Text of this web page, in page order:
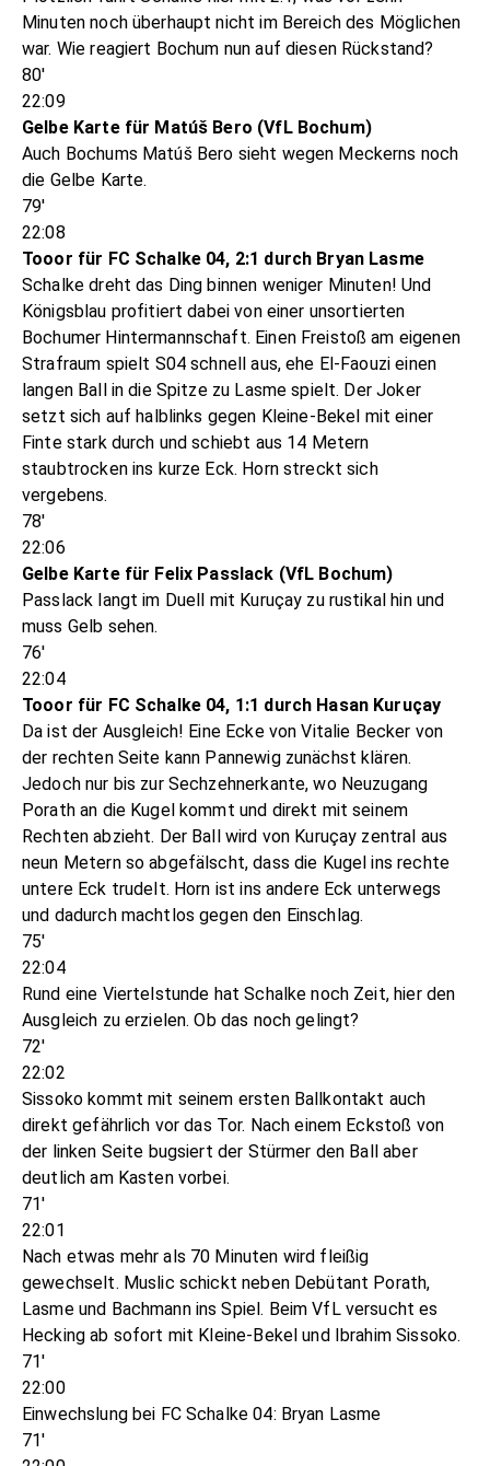
Minuten noch überhaupt nicht im Bereich des Möglichen
war. Wie reagiert Bochum nun auf diesen Rückstand?
80'
22:09
Gelbe Karte für Matúš Bero (VfL Bochum)
Auch Bochums Matúš Bero sieht wegen Meckerns noch
die Gelbe Karte.
79'
22:08
Tooor für FC Schalke 04, 2:1 durch Bryan Lasme
Schalke dreht das Ding binnen weniger Minuten! Und
Königsblau profitiert dabei von einer unsortierten
Bochumer Hintermannschaft. Einen Freistoß am eigenen
Strafraum spielt S04 schnell aus, ehe El-Faouzi einen
langen Ball in die Spitze zu Lasme spielt. Der Joker
setzt sich auf halblinks gegen Kleine-Bekel mit einer
Finte stark durch und schiebt aus 14 Metern
staubtrocken ins kurze Eck. Horn streckt sich
vergebens.
78'
22:06
Gelbe Karte für Felix Passlack (VfL Bochum)
Passlack langt im Duell mit Kuruçay zu rustikal hin und
muss Gelb sehen.
76'
22:04
Tooor für FC Schalke 04, 1:1 durch Hasan Kuruçay
Da ist der Ausgleich! Eine Ecke von Vitalie Becker von
der rechten Seite kann Pannewig zunächst klären.
Jedoch nur bis zur Sechzehnerkante, wo Neuzugang
Porath an die Kugel kommt und direkt mit seinem
Rechten abzieht. Der Ball wird von Kuruçay zentral aus
neun Metern so abgefälscht, dass die Kugel ins rechte
untere Eck trudelt. Horn ist ins andere Eck unterwegs
und dadurch machtlos gegen den Einschlag.
75'
22:04
Rund eine Viertelstunde hat Schalke noch Zeit, hier den
Ausgleich zu erzielen. Ob das noch gelingt?
72'
22:02
Sissoko kommt mit seinem ersten Ballkontakt auch
direkt gefährlich vor das Tor. Nach einem Eckstoß von
der linken Seite bugsiert der Stürmer den Ball aber
deutlich am Kasten vorbei.
71'
22:01
Nach etwas mehr als 70 Minuten wird fleißig
gewechselt. Muslic schickt neben Debütant Porath,
Lasme und Bachmann ins Spiel. Beim VfL versucht es
Hecking ab sofort mit Kleine-Bekel und Ibrahim Sissoko.
71'
22:00
Einwechslung bei FC Schalke 04: Bryan Lasme
71'